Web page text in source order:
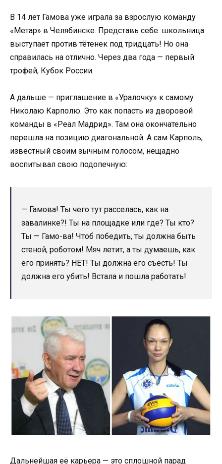
В 14 лет Гамова уже играла за взрослую команду
«Метар» в Челябинске. Представь себе: школьница
выступает против тётенек под тридцать! Но она
справилась на отлично. Через два года — первый
трофей, Кубок России.
А дальше — приглашение в «Уралочку» к самому
Николаю Карполю. Это как попасть из дворовой
команды в «Реал Мадрид». Там она окончательно
перешла на позицию диагональной. А сам Карполь,
известный своим зычным голосом, нещадно
воспитывал свою подопечную:
— Гамова! Ты чего тут расселась, как на
завалинке?! Ты на площадке или где? Ты кто?
Ты — Гамо-ва! Чтоб победить, ты должна быть
стеной, роботом! Мяч летит, а ты думаешь, как
его принять? НЕТ! Ты должна его съесть! Ты
должна его убить! Встала и пошла работать!
Дальнейшая её карьера — это сплошной парад